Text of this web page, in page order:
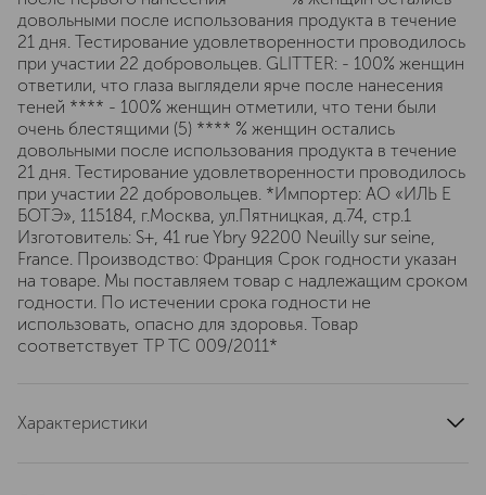
довольными после использования продукта в течение
21 дня. Тестирование удовлетворенности проводилось
при участии 22 добровольцев. GLITTER: - 100% женщин
ответили, что глаза выглядели ярче после нанесения
теней **** - 100% женщин отметили, что тени были
очень блестящими (5) **** % женщин остались
довольными после использования продукта в течение
21 дня. Тестирование удовлетворенности проводилось
при участии 22 добровольцев. *Импортер: АО «ИЛЬ Е
БОТЭ», 115184, г.Москва, ул.Пятницкая, д.74, стр.1
Изготовитель: S+, 41 rue Ybry 92200 Neuilly sur seine,
France. Производство: Франция Срок годности указан
на товаре. Мы поставляем товар с надлежащим сроком
годности. По истечении срока годности не
использовать, опасно для здоровья. Товар
соответствует ТР ТС 009/2011*
Характеристики